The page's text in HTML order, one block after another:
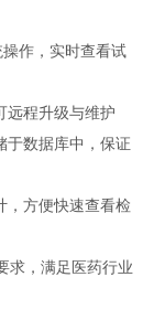
作，实时查看试
远程升级与维护
于数据库中，保证
，方便快速查看检
求，满足医药行业